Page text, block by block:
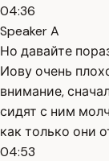
04:36
Speaker A
Но давайте
Иову очень
внимание,
сидят с ним
как только они
04:53